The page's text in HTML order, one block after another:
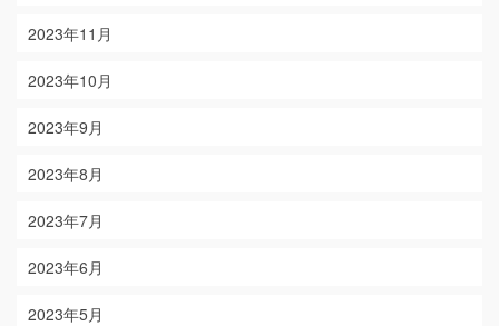
2023年11月
2023年10月
2023年9月
2023年8月
2023年7月
2023年6月
2023年5月